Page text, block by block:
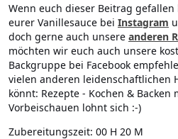
Wenn euch dieser Beitrag
eurer Vanillesauce bei Instagram
doch gerne auch unsere anderen
möchten wir euch auch unsere
Backgruppe bei Facebook
vielen anderen leidenschaftlichen
könnt: Rezepte - Kochen & Backen
Vorbeischauen lohnt sich :-)
Zubereitungszeit: 00 H 20 M